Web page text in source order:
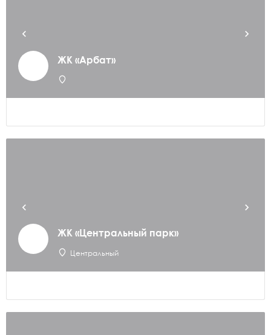
ЖК «Арбат»
ЖК «Центральный парк»
Центральный